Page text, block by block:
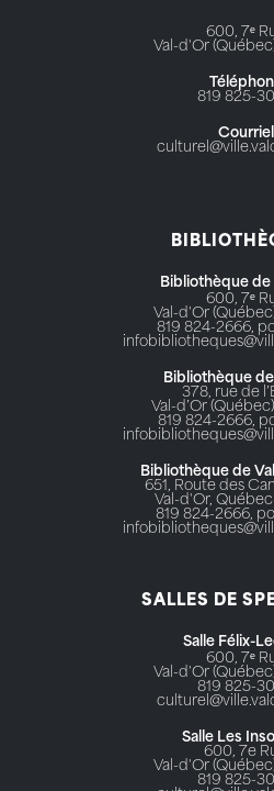
600, 7ᵉ
Val-d'Or
819 825-
Courriel
Bibliothèque de
600, 7ᵉ
Val-d'Or
819 824-2666,
Bibliothèque de
378, rue de
Val-d’Or
819 824-2666,
Bibliothèque de
651, Route des
Val-d'Or,
819 824-2666,
SALLES DE
Salle Félix-
600, 7ᵉ
Val-d'Or
819 825-
Salle Les
600, 7e
Val-d'Or
819 825-